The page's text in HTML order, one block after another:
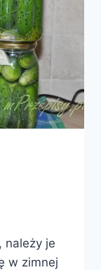
należy je
w zimnej